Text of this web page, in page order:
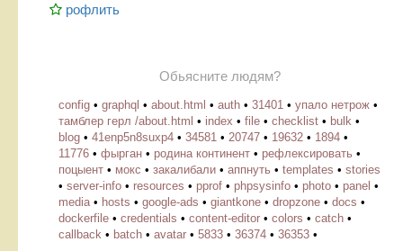
рофлить
Обьясните людям?
config • graphql • about.html • auth • 31401 • упало нетрож •
тамблер герл /about.html • index • file • checklist • bulk •
blog • 41enp5n8suxp4 • 34581 • 20747 • 19632 • 1894 •
11776 • фырган • родина континент • рефлексировать •
поцыент • мокс • закалибали • аппнуть • templates • stories
• server-info • resources • pprof • phpsysinfo • photo • panel •
media • hosts • google-ads • giantkone • dropzone • docs •
dockerfile • credentials • content-editor • colors • catch •
callback • batch • avatar • 5833 • 36374 • 36353 •